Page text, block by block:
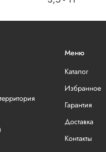
Меню
Каталог
Избранное
Гарантия
Доставка
Контакты